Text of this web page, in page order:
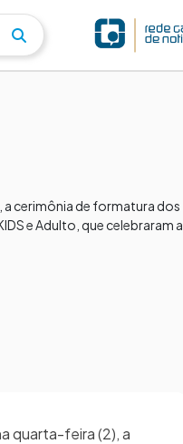
a cerimônia de formatura dos
e Adulto, que celebraram a
quarta-feira (2), a